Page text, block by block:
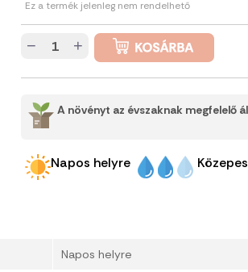
Ez a termék jelenleg nem rendelhető
− +
A növényt az évszaknak megfelelő
Napos helyre
Napos helyre